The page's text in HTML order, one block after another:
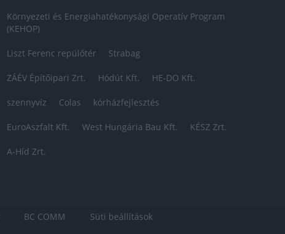
Környezeti és Energiahatékonysági Operatív Program
(KEHOP)
Liszt Ferenc repülőtér Strabag
ZÁÉV Építőipari Zrt. Hódút Kft. HE-DO Kft.
szennyvíz Colas kórházfejlesztés
EuroAszfalt Kft. West Hungária Bau Kft. KÉSZ Zrt.
A-Híd Zrt.
BC COMM
Süti beállítások